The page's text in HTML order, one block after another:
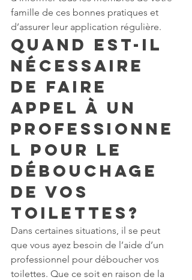
famille de ces bonnes pratiques et
d’assurer leur application régulière.
Quand est-il
nécessaire
de faire
appel à un
professionne
l pour le
débouchage
de vos
toilettes?
Dans certaines situations, il se peut
que vous ayez besoin de l’aide d’un
professionnel pour déboucher vos
toilettes. Que ce soit en raison de la